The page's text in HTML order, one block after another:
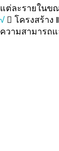
แต่ละรายในข
√  โครงสร้า
ความสามารถ